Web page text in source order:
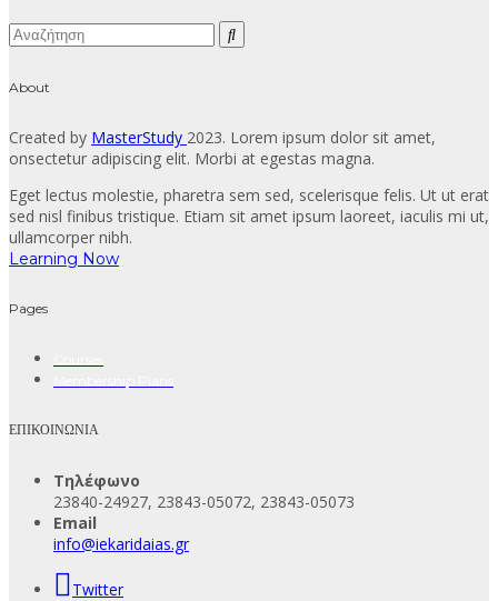
About
Created by MasterStudy 2023. Lorem ipsum dolor sit amet,
onsectetur adipiscing elit. Morbi at egestas magna.
Eget lectus molestie, pharetra sem sed, scelerisque felis. Ut ut erat
sed nisl finibus tristique. Etiam sit amet ipsum laoreet, iaculis mi ut,
ullamcorper nibh.
Learning Now
Pages
ΕΠΙΚΟΙΝΩΝΙΑ
Τηλέφωνο
23840-24927, 23843-05072, 23843-05073
Email
info@iekaridaias.gr
Twitter